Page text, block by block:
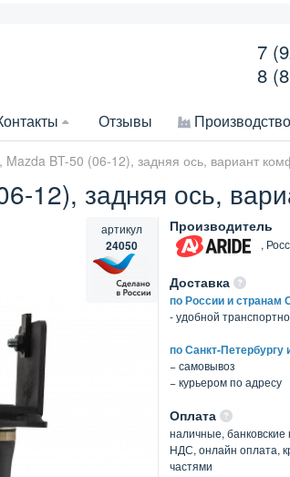
7
8
Отзывы Производство
BT-50 (06-12), задняя ось, вариант
12), задняя ось,
артикул
24050
Производитель
,
Доставка
по России и странам
- удобной
по Санкт-Петербургу
− самовывоз
− курьером по адресу
Оплата
наличные, банковские
НДС, онлайн оплата,
частями